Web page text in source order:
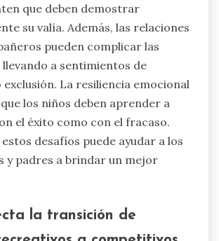
que deben demostrar
su valía. Además, las relaciones
pueden complicar las
llevando a sentimientos de
La resiliencia emocional
los niños deben aprender a
el éxito como con el fracaso.
desafíos puede ayudar a los
y padres a brindar un mejor
la transición de